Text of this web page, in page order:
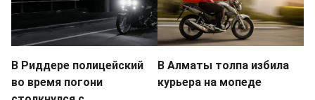
В Риддере полицейский
во время погони
В Алматы толпа избила
курьера на мопеде